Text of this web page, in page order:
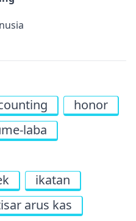
honor
laba
ikatan
arus kas